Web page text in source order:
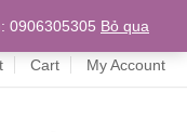
Cart My Account
0906305305 Bỏ qua